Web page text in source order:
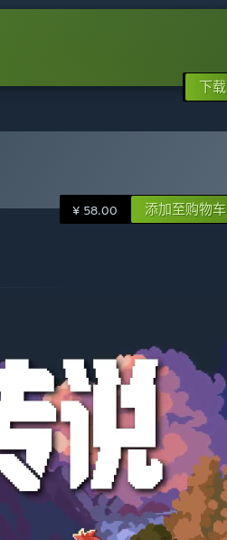
下载
¥ 58.00 添加至购物车